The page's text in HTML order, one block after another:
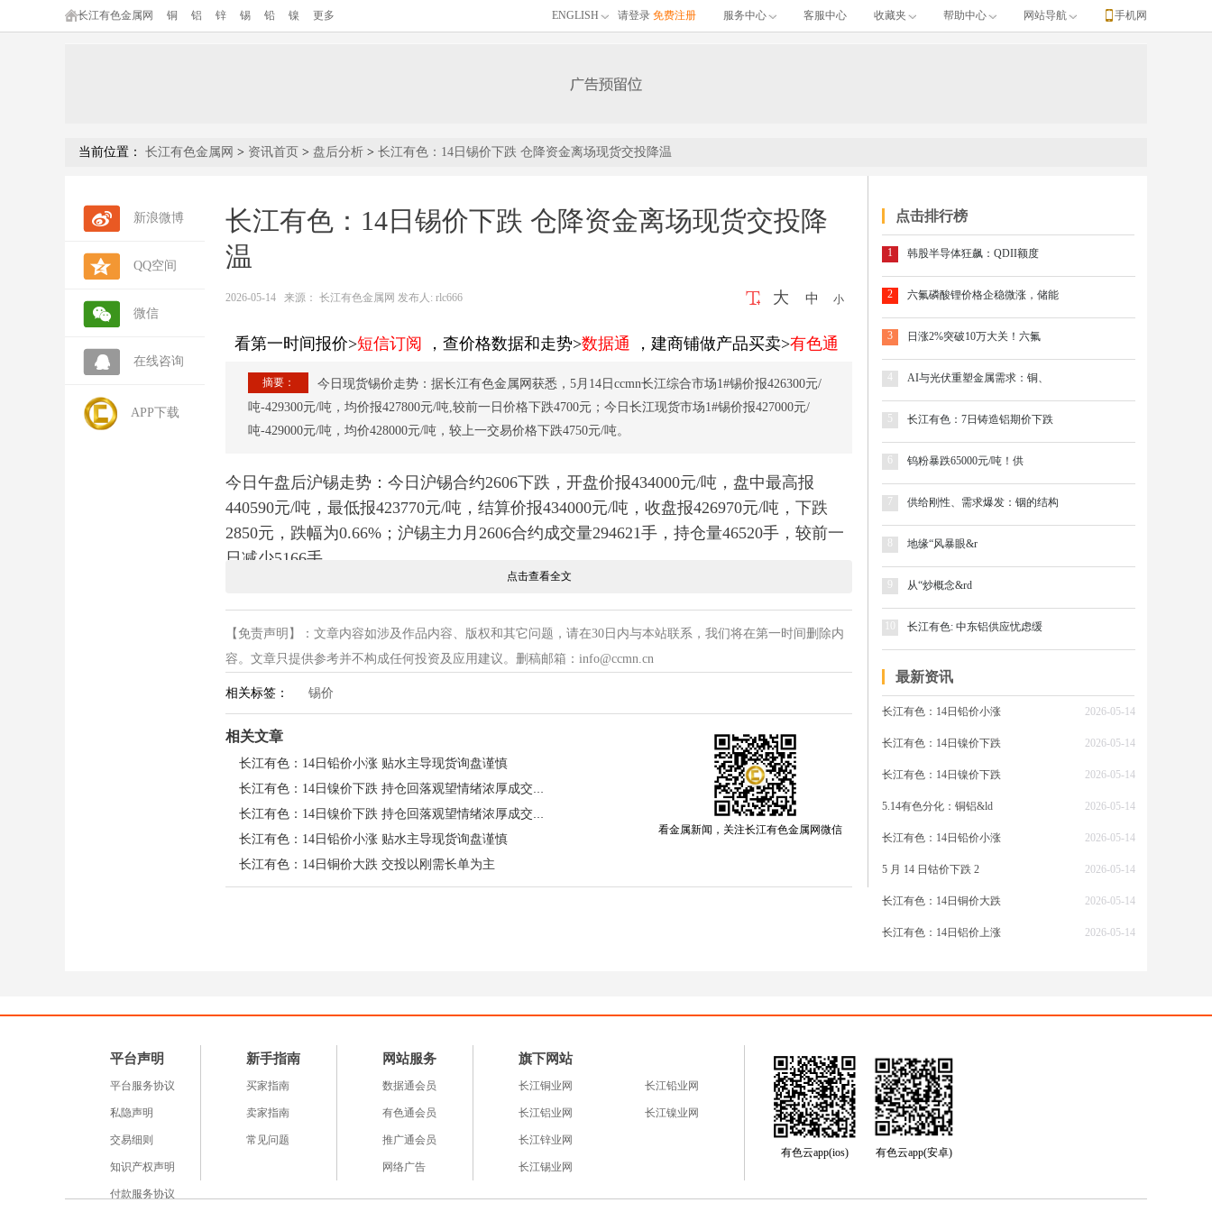
长江有色金属网 铜 铝 锌 锡 铅 镍 更多 ENGLISH 请登录 免费注册 服务中心 客服中心 收藏夹 帮助中心 网站导航 手机网
当前位置： 长江有色金属网 > 资讯首页 > 盘后分析 > 长江有色：14日锡价下跌 仓降资金离场现货交投降温
新浪微博
QQ空间
微信
在线咨询
APP下载
长江有色：14日锡价下跌 仓降资金离场现货交投降
温
2026-05-14 来源： 长江有色金属网 发布人: rlc666 大 中 小
看第一时间报价>短信订阅 ，查价格数据和走势>数据通 ，建商铺做产品买卖>有色通
摘要：
今日现货锡价走势：据长江有色金属网获悉，5月14日ccmn长江综合市场1#锡价报426300元/
吨-429300元/吨，均价报427800元/吨,较前一日价格下跌4700元；今日长江现货市场1#锡价报427000元/
吨-429000元/吨，均价428000元/吨，较上一交易价格下跌4750元/吨。
今日午盘后沪锡走势：今日沪锡合约2606下跌，开盘价报434000元/吨，盘中最高报
440590元/吨，最低报423770元/吨，结算价报434000元/吨，收盘报426970元/吨，下跌
2850元，跌幅为0.66%；沪锡主力月2606合约成交量294621手，持仓量46520手，较前一
日减少5166手。
获悉，5月14日ccmn长江综合市场
426300元/吨-429300元/吨，均价报427800元/吨,较前一日价格下跌4700元；今日长江现货
市场1#锡价报427000元/吨-429000元/吨，均价428000元/吨，较上一交易价格下跌4750元/
吨。
ccmn锡市分析：算力热潮下锡价意外“刹车”，5月14日上演冲高回落戏码。尽管半导体需
求旺盛，却难挡价格回调，背后核心是内外宏观共振的双重博弈。外部，美元走强、美
联储加息预期升温，叠加美股分化、避险情绪蔓延，压制工业金属走势；内部，国内下
游需求复苏不及预期，采购趋于谨慎，叠加监管引导大宗商品价格稳定、前期多头获利
了结，共同拖累锡价冲高后回落，短期多空博弈加剧。
原材料与产业链及现货交投：分化凸显，成交遇冷。原材料端结构性分化加剧，锡矿石
5.14-15日前瞻：震荡格局难改，宏观主导走势。宏观焦点聚焦美联储官员讲话、美国零
售销售数据、中国工业增加值发布，以及缅甸佤邦复产、刚果（金）冲突进展。短期锡
价维持震荡偏弱，区间42-43万元/吨，美元走势为关键变量，其走强或致锡价下探支撑，
科技股强势则可依托半导体需求限制跌幅；供应收缩提供底部支撑，宏观不确定性与库
存压力制约上行，多空博弈延续，建议投资者观望避险。
（注：本文为原创分析，仅供参考，不构成投资建议。数据支持：长江有色金属网
点击查看全文
【免责声明】：文章内容如涉及作品内容、版权和其它问题，请在30日内与本站联系，我们将在第一时间删除内
容。文章只提供参考并不构成任何投资及应用建议。删稿邮箱：info@ccmn.cn
相关标签： 锡价
相关文章
长江有色：14日铅价小涨 贴水主导现货询盘谨慎
长江有色：14日镍价下跌 持仓回落观望情绪浓厚成交清淡
长江有色：14日镍价下跌 持仓回落观望情绪浓厚成交清淡
长江有色：14日铅价小涨 贴水主导现货询盘谨慎
长江有色：14日铜价大跌 交投以刚需长单为主
看金属新闻，关注长江有色金属网微信
点击排行榜
1 韩股半导体狂飙：QDII额度
2 六氟磷酸锂价格企稳微涨，储能
3 日涨2%突破10万大关！六氟
4 AI与光伏重塑金属需求：铜、
5 长江有色：7日铸造铝期价下跌
钨粉暴跌65000元/吨！供
7 供给刚性、需求爆发：铟的结构
地缘“风暴眼&r
从“炒概念&rd
长江有色: 中东铝供应忧虑缓
最新资讯
长江有色：14日铅价小涨 2026-05-14
长江有色：14日镍价下跌 2026-05-14
长江有色：14日镍价下跌 2026-05-14
5.14有色分化：铜铝&ld 2026-05-14
长江有色：14日铅价小涨 2026-05-14
5 月 14 日钴价下跌 2 2026-05-14
长江有色：14日铜价大跌 2026-05-14
长江有色：14日铝价上涨 2026-05-14
平台声明
平台服务协议
私隐声明
交易细则
知识产权声明
付款服务协议
新手指南
买家指南
卖家指南
常见问题
网站服务
数据通会员
有色通会员
推广通会员
网络广告
旗下网站
长江铜业网
长江铝业网
长江锌业网
长江锡业网
长江铅业网
长江镍业网
有色云app(ios) 有色云app(安卓)